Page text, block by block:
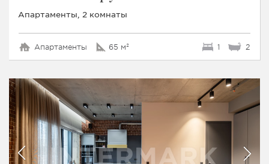
Апартаменты, 2 комнаты
Апартаменты 65 м² 1 2